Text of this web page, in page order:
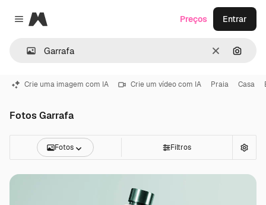
Close menu
Magnific
Limpar
Preços Entrar
Crie uma imagem com IA Crie um vídeo com IA Praia Casa
Fotos Garrafa
Fotos Filtros